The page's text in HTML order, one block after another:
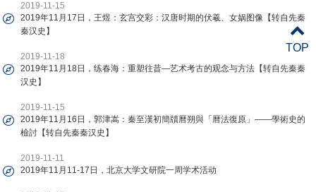
2019-11-15
2019年11月17日，王煜：玄宫交彩：汉唐时期的伏羲、女娲图像【转自先秦
秦汉史】
2019-11-18
2019年11月18日，练春海：重塑往昔—艺术考古的观念与方法【转自先秦秦
汉史】
2019-11-15
2019年11月16日，郭津嵩：秦至漢初簡牘曆朔與「曆法復原」——學術史的
檢討【转自先秦秦汉史】
2019-11-11
2019年11月11-17日，北京大学文研院一周学术活动
TOP